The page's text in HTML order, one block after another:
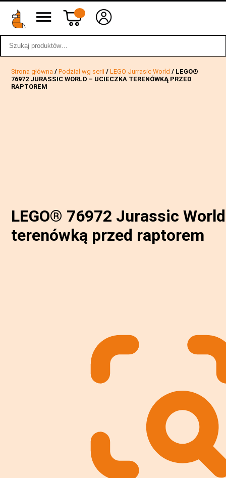
wstecz
Strona główna /Podział wg serii /LEGO Jurrasic World / LEGO®
76972 JURASSIC WORLD – UCIECZKA TERENÓWKĄ PRZED
RAPTOREM
LEGO® 76972 Jurassic
terenówką przed raptorem